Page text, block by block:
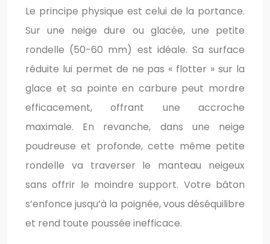
Le principe physique est celui de la portance.
Sur une neige dure ou glacée, une petite
rondelle (50-60 mm) est idéale. Sa surface
réduite lui permet de ne pas « flotter » sur la
glace et sa pointe en carbure peut mordre
efficacement, offrant une accroche
maximale. En revanche, dans une neige
poudreuse et profonde, cette même petite
rondelle va traverser le manteau neigeux
sans offrir le moindre support. Votre bâton
s’enfonce jusqu’à la poignée, vous déséquilibre
et rend toute poussée inefficace.